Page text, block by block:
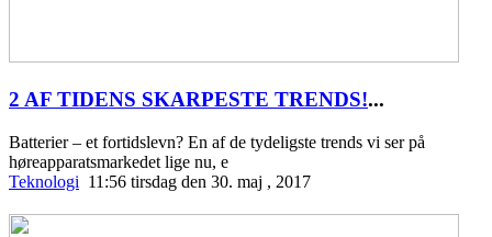
2 AF TIDENS SKARPESTE TRENDS!...
Batterier – et fortidslevn? En af de tydeligste trends vi ser på
høreapparatsmarkedet lige nu, e
Teknologi 11:56 tirsdag den 30. maj , 2017